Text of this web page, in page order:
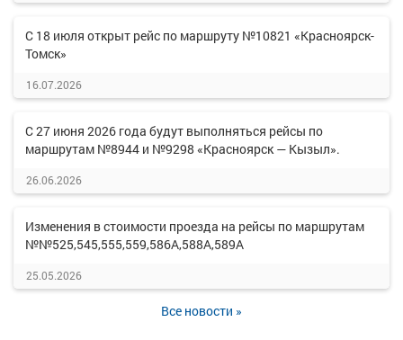
С 18 июля открыт рейс по маршруту №10821 «Красноярск-
Томск»
16.07.2026
С 27 июня 2026 года будут выполняться рейсы по
маршрутам №8944 и №9298 «Красноярск — Кызыл».
26.06.2026
Изменения в стоимости проезда на рейсы по маршрутам
№№525,545,555,559,586А,588А,589А
25.05.2026
Все новости »